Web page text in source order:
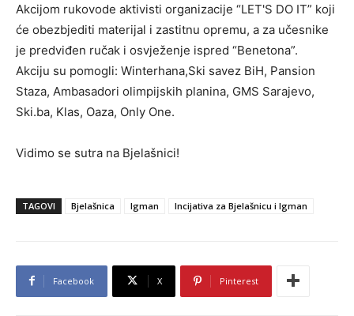
Akcijom rukovode aktivisti organizacije “LET'S DO IT” koji
će obezbjediti materijal i zastitnu opremu, a za učesnike
je predviđen ručak i osvježenje ispred “Benetona”.
Akciju su pomogli: Winterhana,Ski savez BiH, Pansion
Staza, Ambasadori olimpijskih planina, GMS Sarajevo,
Ski.ba, Klas, Oaza, Only One.
Vidimo se sutra na Bjelašnici!
TAGOVI Bjelašnica Igman Incijativa za Bjelašnicu i Igman
Facebook X Pinterest